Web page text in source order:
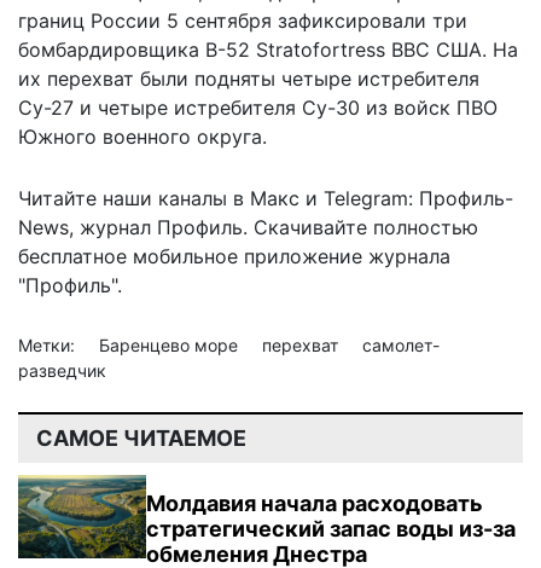
границ России 5 сентября зафиксировали три
бомбардировщика B-52 Stratofortress ВВС США. На
их перехват были подняты четыре истребителя
Су-27 и четыре истребителя Су-30 из войск ПВО
Южного военного округа.
Читайте наши каналы в Макс и Telegram: Профиль-
News, журнал Профиль. Скачивайте полностью
бесплатное мобильное приложение журнала
"Профиль".
Метки: Баренцево море перехват
самолет-
разведчик
САМОЕ ЧИТАЕМОЕ
Молдавия начала расходовать
стратегический запас воды из-за
обмеления Днестра